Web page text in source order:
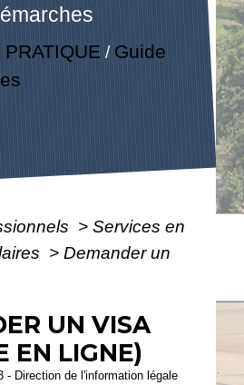
PRATIQUE / Guide
> Services en
> Demander un
UN VISA
EN LIGNE)
- Direction de l'information légale